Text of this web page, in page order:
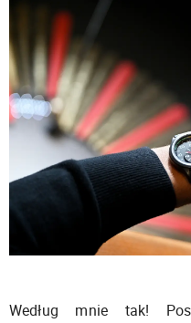
Według mnie tak!